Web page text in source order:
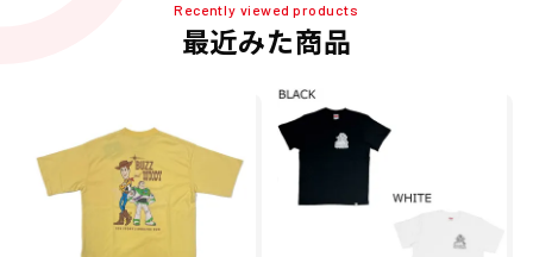
Recently viewed products
最近みた商品